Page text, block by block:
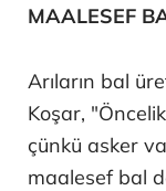
MAALESEF
Arıların bal
Koşar,
çünkü asker
maalesef bal